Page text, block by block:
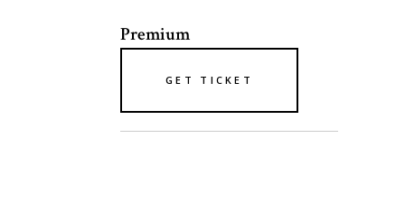
Premium
GET TICKET